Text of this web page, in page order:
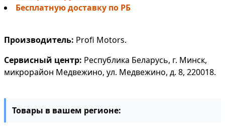
Бесплатную доставку по РБ
Производитель: Profi Motors.
Сервисный центр: Республика Беларусь, г. Минск,
микрорайон Медвежино, ул. Медвежино, д. 8, 220018.
Товары в вашем регионе: